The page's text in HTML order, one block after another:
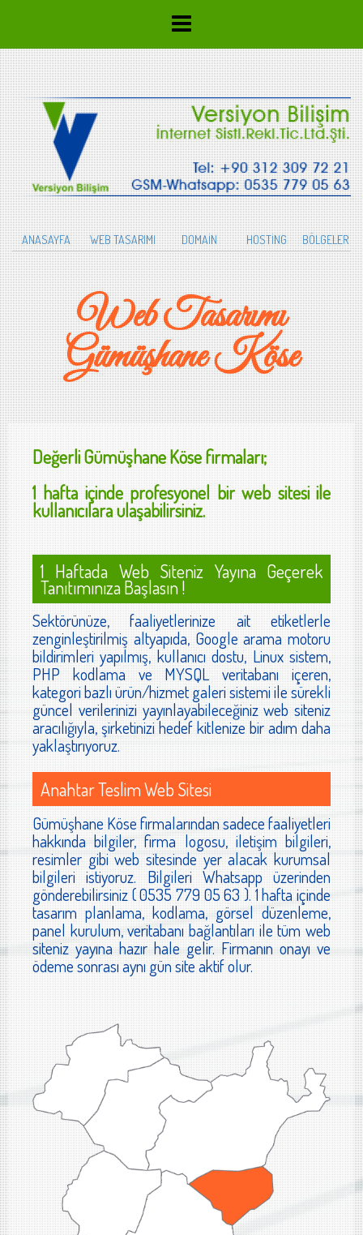
ANASAYFA WEB TASARIMI DOMAİN HOSTİNG BÖLGELER
Web Tasarımı
Gümüşhane Köse
DeğerliGümüşhane Kösefirmaları;
1 hafta içinde profesyonel bir web sitesi ile
kullanıcılara ulaşabilirsiniz.
1 Haftada Web Siteniz Yayına Geçerek
Tanıtımınıza Başlasın !
Sektörünüze, faaliyetlerinize ait etiketlerle
zenginleştirilmiş altyapıda, Google arama motoru
bildirimleri yapılmış, kullanıcı dostu, Linux sistem,
PHP kodlama ve MYSQL veritabanı içeren,
kategori bazlı ürün/hizmet galeri sistemi ile sürekli
güncel verilerinizi yayınlayabileceğiniz web siteniz
aracılığıyla, şirketinizi hedef kitlenize bir adım daha
yaklaştırıyoruz.
Anahtar Teslim Web Sitesi
Gümüşhane Köse firmalarından sadece faaliyetleri
hakkında bilgiler, firma logosu, iletişim bilgileri,
resimler gibi web sitesinde yer alacak kurumsal
bilgileri istiyoruz. Bilgileri Whatsapp üzerinden
gönderebilirsiniz ( 0535 779 05 63 ). 1 hafta içinde
tasarım planlama, kodlama, görsel düzenleme,
panel kurulum, veritabanı bağlantıları ile tüm web
siteniz yayına hazır hale gelir. Firmanın onayı ve
ödeme sonrası aynı gün site aktif olur.